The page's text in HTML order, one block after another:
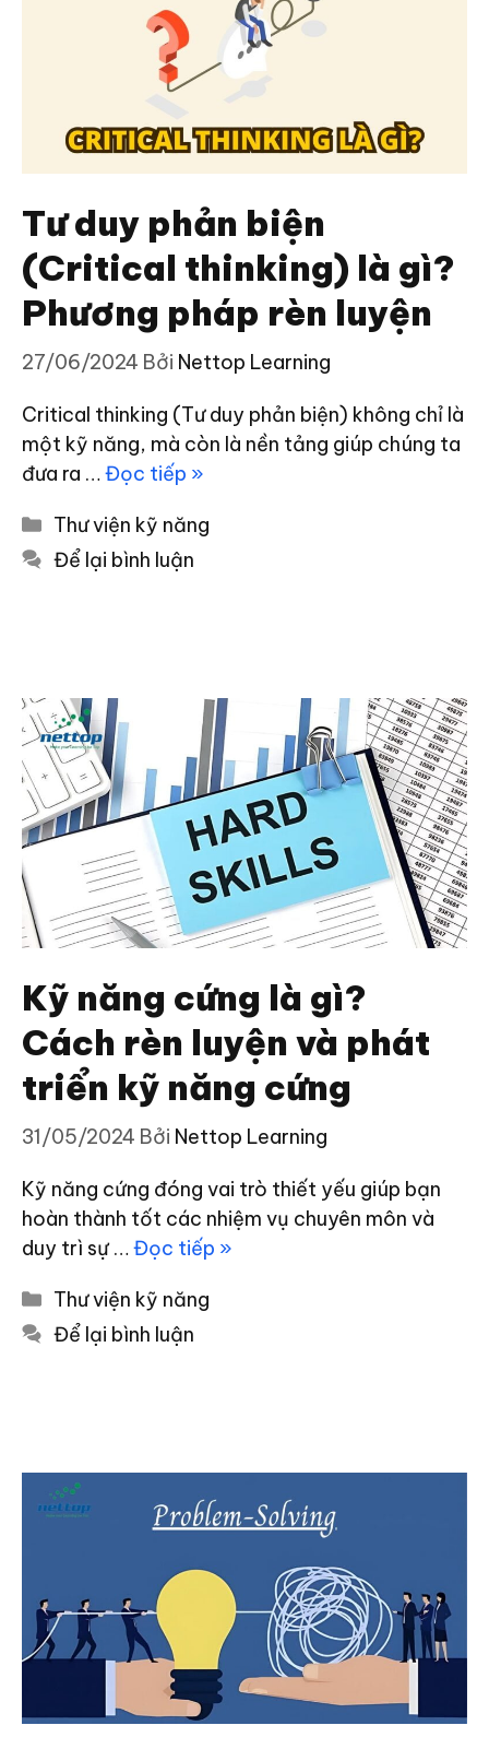
Tư duy phản biện
(Critical thinking) là gì?
Phương pháp rèn luyện
27/06/2024 Bởi Nettop Learning
Critical thinking (Tư duy phản biện) không chỉ là
một kỹ năng, mà còn là nền tảng giúp chúng ta
đưa ra …Đọc tiếp »
Danh
mục
Thư viện kỹ năng
Để lại bình luận
Kỹ năng cứng là gì?
Cách rèn luyện và phát
triển kỹ năng cứng
31/05/2024 Bởi Nettop Learning
Kỹ năng cứng đóng vai trò thiết yếu giúp bạn
hoàn thành tốt các nhiệm vụ chuyên môn và
duy trì sự …Đọc tiếp »
Danh
mục
Thư viện kỹ năng
Để lại bình luận